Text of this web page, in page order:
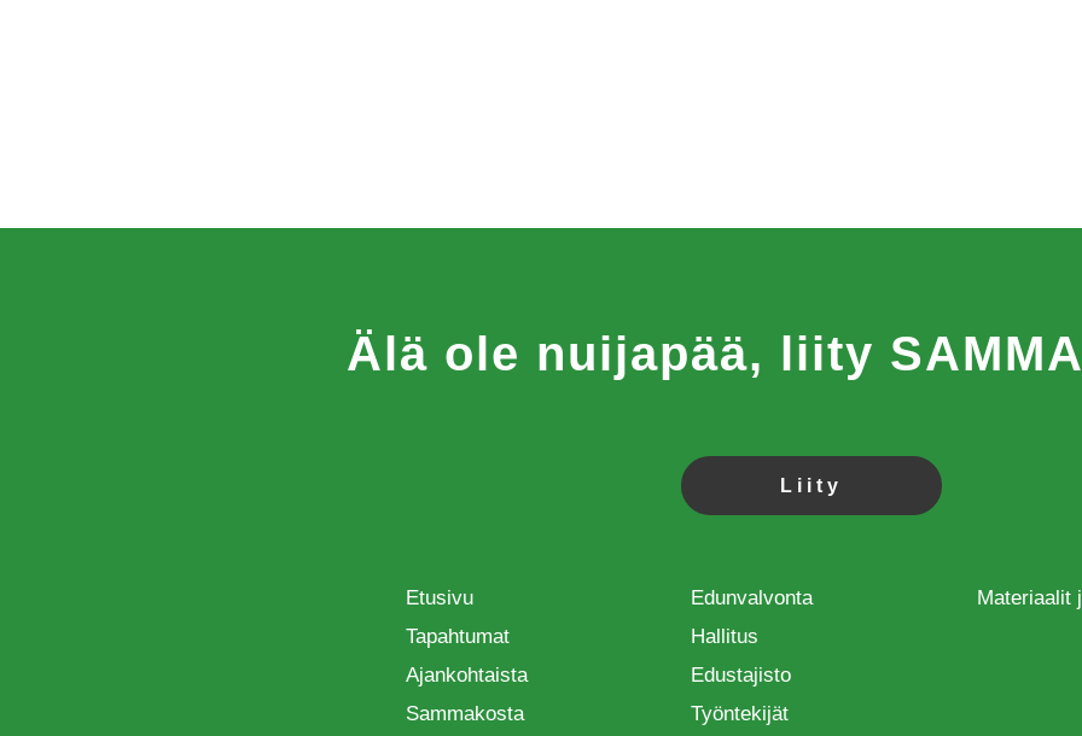
Älä ole nuijapää, liity
Liity
Etusivu
Tapahtumat
Ajankohtaista
Sammakosta
Edunvalvonta
Hallitus
Edustajisto
Työntekijät
Materiaalit